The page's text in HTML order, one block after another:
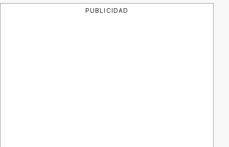
PUBLICIDAD